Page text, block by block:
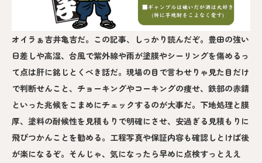
オイラぁ吉井亀吉だ。この記事、しっかり読んだぞ。豊田の強い
日差しや高湿、台風で紫外線や雨が塗膜やシーリングを傷めるっ
て点は肝に銘じとくべき話だ。現場の目で言わせりゃ見た目だけ
で判断せんこと、チョーキングやコーキングの痩せ、鉄部の赤錆
といった兆候をこまめにチェックするのが大事だ。下地処理と膜
厚、塗料の耐候性を見積もりで明確にさせ、安過ぎる見積もりに
飛びつかんことを勧める。工程写真や保証内容も確認しとけば後
が楽になるぞ。そんじゃ、気になったら早めに点検すっとええ